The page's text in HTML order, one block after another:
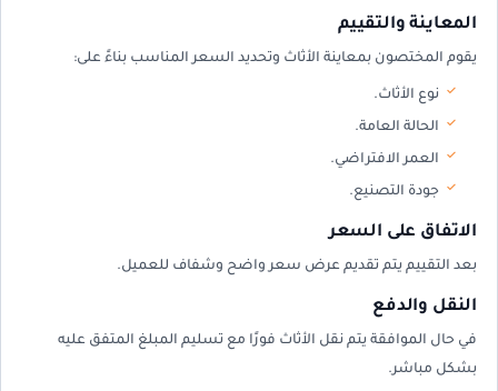
المعاينة والتقييم
يقوم المختصون بمعاينة الأثاث وتحديد السعر المناسب بناءً على:
نوع الأثاث.
الحالة العامة.
العمر الافتراضي.
جودة التصنيع.
الاتفاق على السعر
بعد التقييم يتم تقديم عرض سعر واضح وشفاف للعميل.
النقل والدفع
في حال الموافقة يتم نقل الأثاث فورًا مع تسليم المبلغ المتفق عليه
بشكل مباشر.